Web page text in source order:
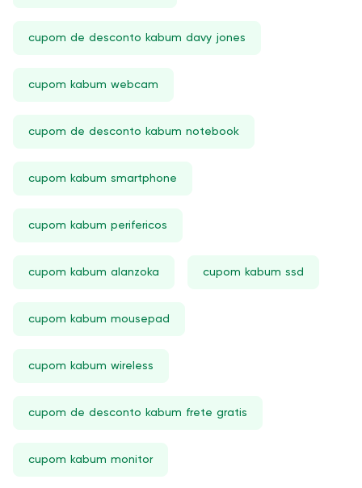
cupom de desconto kabum davy jones
cupom kabum webcam
cupom de desconto kabum notebook
cupom kabum smartphone
cupom kabum perifericos
cupom kabum alanzoka cupom kabum ssd
cupom kabum mousepad
cupom kabum wireless
cupom de desconto kabum frete gratis
cupom kabum monitor